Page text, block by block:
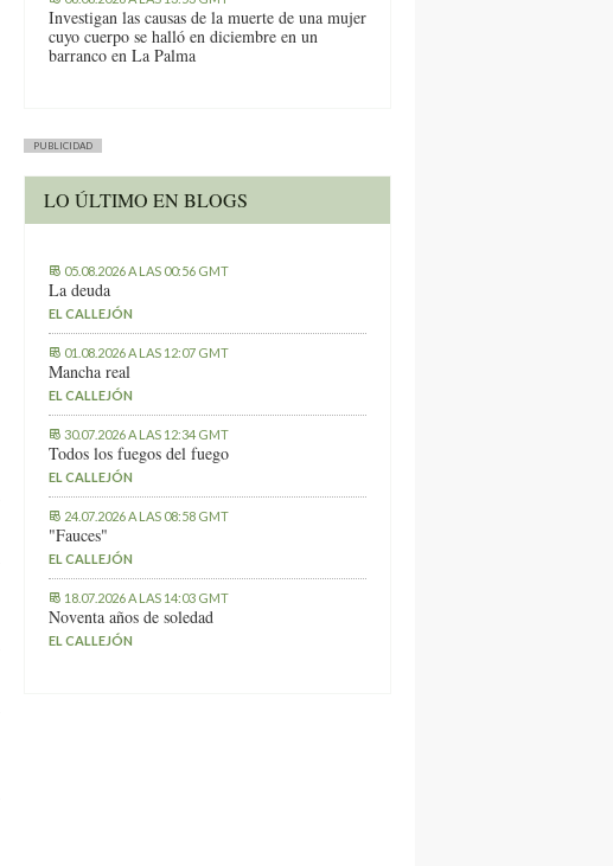
Investigan las causas de la muerte de una mujer
cuyo cuerpo se halló en diciembre en un
barranco en La Palma
PUBLICIDAD
LO ÚLTIMO EN BLOGS
05.08.2026 A LAS 00:56 GMT
La deuda
EL CALLEJÓN
01.08.2026 A LAS 12:07 GMT
Mancha real
EL CALLEJÓN
30.07.2026 A LAS 12:34 GMT
Todos los fuegos del fuego
EL CALLEJÓN
24.07.2026 A LAS 08:58 GMT
"Fauces"
EL CALLEJÓN
18.07.2026 A LAS 14:03 GMT
Noventa años de soledad
EL CALLEJÓN